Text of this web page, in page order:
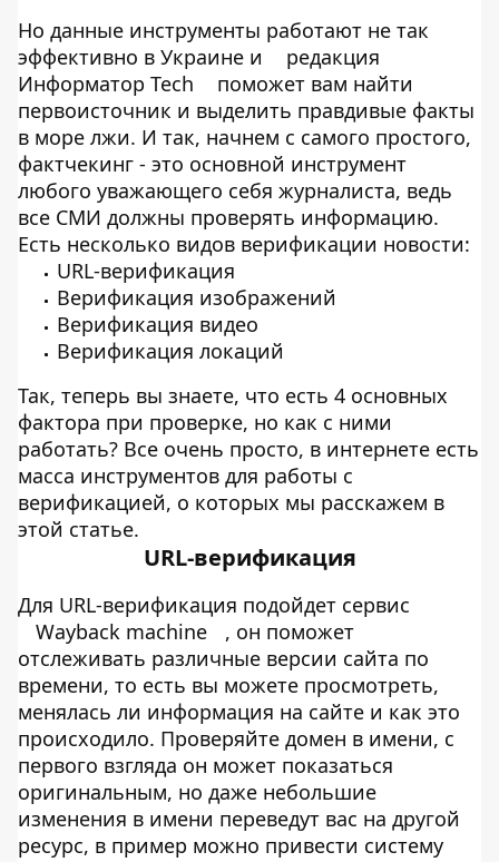
Но данные инструменты работают не так
эффективно в Украине и
редакция
Информатор Tech
поможет вам найти
первоисточник и выделить правдивые факты
в море лжи. И так, начнем с самого простого,
фактчекинг - это основной инструмент
любого уважающего себя журналиста, ведь
все СМИ должны проверять информацию.
Есть несколько видов верификации новости:
URL-верификация
Верификация изображений
Верификация видео
Верификация локаций
Так, теперь вы знаете, что есть 4 основных
фактора при проверке, но как с ними
работать? Все очень просто, в интернете есть
масса инструментов для работы с
верификацией, о которых мы расскажем в
этой статье.
URL-верификация
Для URL-верификация подойдет сервис
Wayback machine
, он поможет
отслеживать различные версии сайта по
времени, то есть вы можете просмотреть,
менялась ли информация на сайте и как это
происходило. Проверяйте домен в имени, с
первого взгляда он может показаться
оригинальным, но даже небольшие
изменения в имени переведут вас на другой
ресурс, в пример можно привести систему